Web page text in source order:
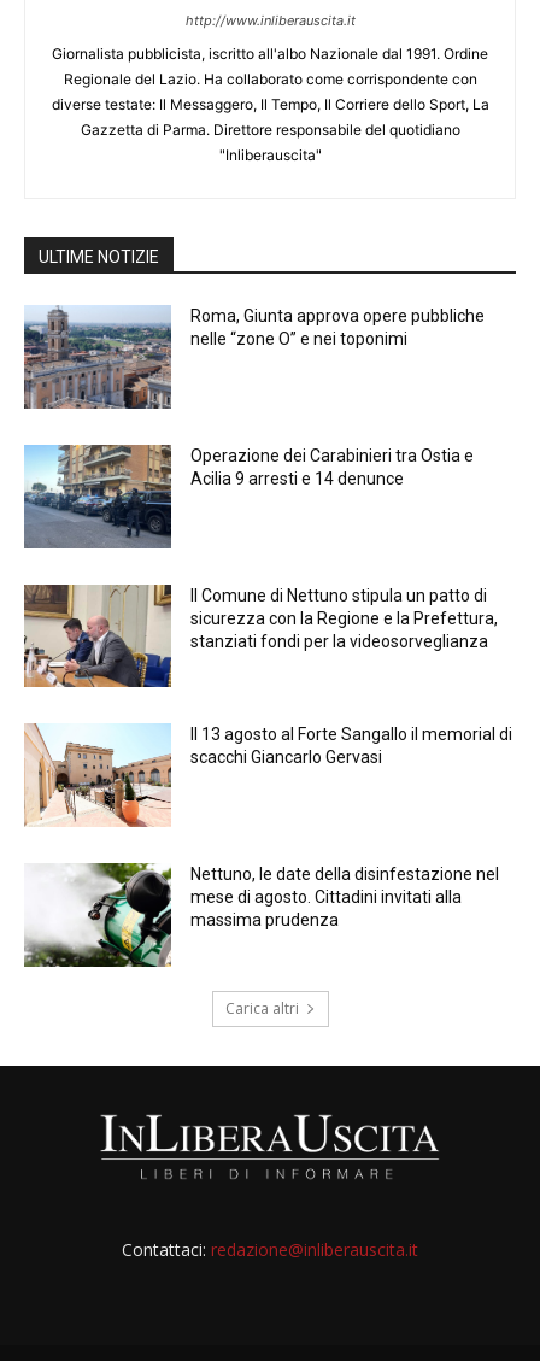
http://www.inliberauscita.it
Giornalista pubblicista, iscritto all'albo Nazionale dal 1991. Ordine
Regionale del Lazio. Ha collaborato come corrispondente con
diverse testate: Il Messaggero, Il Tempo, Il Corriere dello Sport, La
Gazzetta di Parma. Direttore responsabile del quotidiano
"Inliberauscita"
ULTIME NOTIZIE
Roma, Giunta approva opere pubbliche
nelle “zone O” e nei toponimi
Operazione dei Carabinieri tra Ostia e
Acilia 9 arresti e 14 denunce
Il Comune di Nettuno stipula un patto di
sicurezza con la Regione e la Prefettura,
stanziati fondi per la videosorveglianza
Il 13 agosto al Forte Sangallo il memorial di
scacchi Giancarlo Gervasi
Nettuno, le date della disinfestazione nel
mese di agosto. Cittadini invitati alla
massima prudenza
Carica altri
Contattaci: redazione@inliberauscita.it